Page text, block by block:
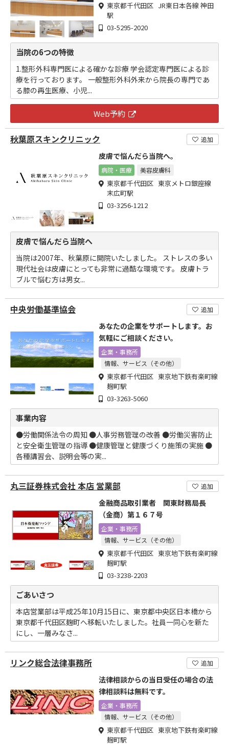
東京都千代田区 JR東日本各線 神田
駅
03-5295-2020
当院の6つの特徴
1.整形外科専門医による確かな診療 学会認定専門医による診
療を行っております。 一般整形外科外来から院長の専門であ
る膝の再生医療、小児...
Web予約
秋葉原スキンクリニック 追加
皮膚で悩んだら当院へ。
病院・医療 美容皮膚科
東京都千代田区 東京メトロ銀座線
末広町駅
03-3256-1212
皮膚で悩んだら当院へ
当院は2007年、秋葉原に開院いたしました。 ストレスの多い
現代社会は皮膚にとっても非常に過酷な環境です。 皮膚トラ
ブルで悩む方は男女...
中央労働基準協会 追加
あなたの企業をサポートします。お
気軽にご相談ください。
企業・事務所
情報、サービス（その他）
東京都千代田区 東京地下鉄有楽町線
麹町駅
03-3263-5060
事業内容
●労働関係法令の周知 ●人事労務管理の改善 ●労働災害防止
と安全衛生管理の指導 ●健康管理と健康づくり施策の実施 ●
各種講習会、説明会等の実...
丸三証券株式会社 本店 営業部 追加
金融商品取引業者 関東財務局長
（金商）第１６７号
企業・事務所
情報、サービス（その他）
東京都千代田区 東京地下鉄有楽町線
麹町駅
03-3238-2203
ごあいさつ
本店営業部は平成25年10月15日に、東京都中央区日本橋から
東京都千代田区麹町へ移転いたしました。社員一同心を新た
にし、一層みなさ...
リンク総合法律事務所 追加
法律相談からの当日受任の場合の法
律相談料は無料です。
企業・事務所
情報、サービス（その他）
東京都千代田区 東京地下鉄有楽町線
麹町駅